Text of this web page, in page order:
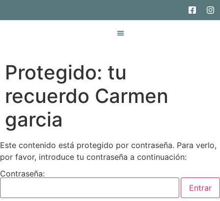
Protegido: tu
recuerdo Carmen
garcia
Este contenido está protegido por contraseña. Para verlo,
por favor, introduce tu contraseña a continuación:
Contraseña: